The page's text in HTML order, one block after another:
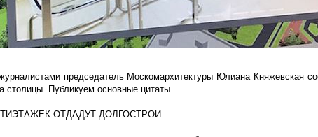
председатель Москомархитектуры Юлиана Княжевская
столицы. Публикуем основные цитаты.
ОТДАДУТ ДОЛГОСТРОИ